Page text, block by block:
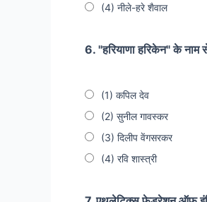
(4) नीले-हरे शैवाल
6. "हरियाणा हरिकेन" के नाम
(1) कपिल देव
(2) सुनील गावस्कर
(3) दिलीप वेंगसरकर
(4) रवि शास्त्री